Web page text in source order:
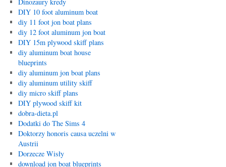
DIY 10 foot aluminum boat
diy 11 foot jon boat plans
diy 12 foot aluminum jon boat
DIY 15m plywood skiff plans
diy aluminum boat house
blueprints
diy aluminum jon boat plans
diy aluminum utility skiff
diy micro skiff plans
DIY plywood skiff kit
dobra-dieta.pl
Dodatki do The Sims 4
Doktorzy honoris causa uczelni w
Austrii
Dorzecze Wisły
download jon boat blueprints